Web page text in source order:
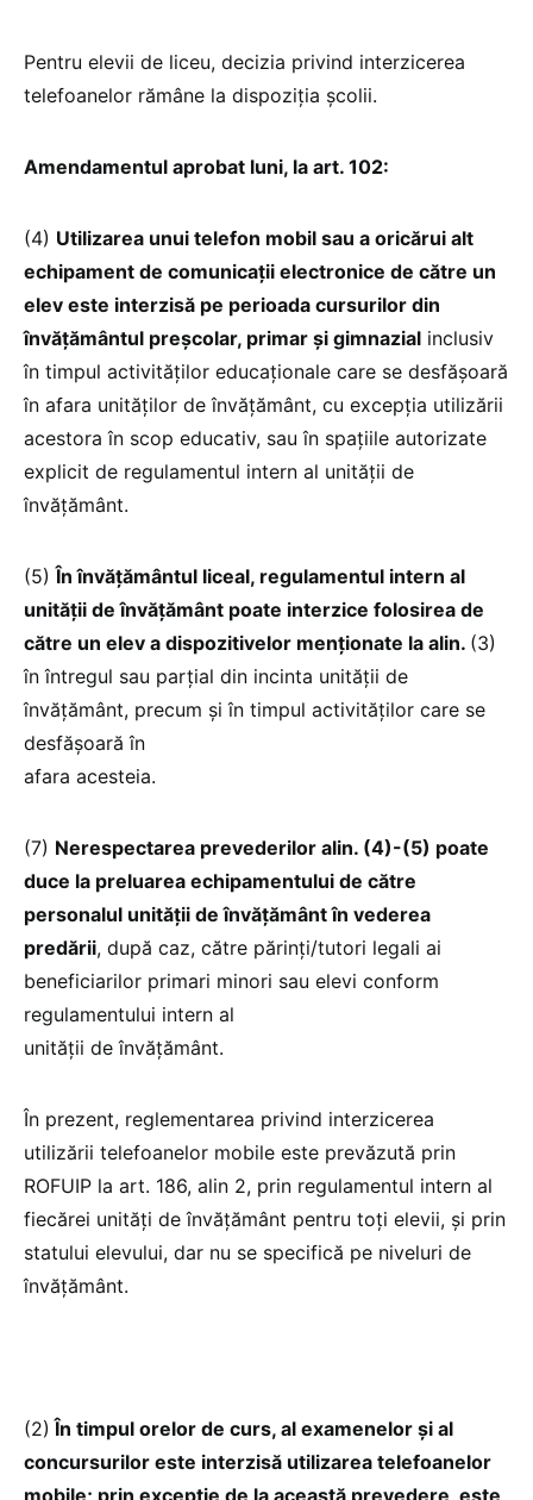
Pentru elevii de liceu, decizia privind interzicerea
telefoanelor rămâne la dispoziția școlii.
Amendamentul aprobat luni, la art. 102:
(4) Utilizarea unui telefon mobil sau a oricărui alt
echipament de comunicații electronice de către un
elev este interzisă pe perioada cursurilor din
învățământul preșcolar, primar și gimnazial inclusiv
în timpul activităților educaționale care se desfășoară
în afara unităților de învățământ, cu excepția utilizării
acestora în scop educativ, sau în spațiile autorizate
explicit de regulamentul intern al unității de
învățământ.
(5)În învățământul liceal, regulamentul intern al
unității de învățământ poate interzice folosirea de
către un elev a dispozitivelor menționate la alin. (3)
în întregul sau parțial din incinta unității de
învățământ, precum și în timpul activităților care se
desfășoară în
afara acesteia.
(7) Nerespectarea prevederilor alin. (4)-(5) poate
duce la preluarea echipamentului de către
personalul unității de învățământ în vederea
predării, după caz, către părinți/tutori legali ai
beneficiarilor primari minori sau elevi conform
regulamentului intern al
unității de învățământ.
În prezent, reglementarea privind interzicerea
utilizării telefoanelor mobile este prevăzută prin
ROFUIP la art. 186, alin 2, prin regulamentul intern al
fiecărei unități de învățământ pentru toți elevii, și prin
statului elevului, dar nu se specifică pe niveluri de
învățământ.
(2) În timpul orelor de curs, al examenelor şi al
concursurilor este interzisă utilizarea telefoanelor
mobile; prin excepţie de la această prevedere, este